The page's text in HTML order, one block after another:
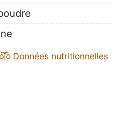
Données nutritionnelles